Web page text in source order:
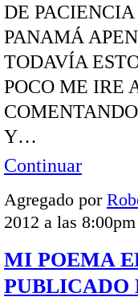
DE
PANAMÁ
TODAVÍA
POCO ME IRE
Y…
Continuar
Agregado por
2012 a las
MI POEMA
PUBLICADO